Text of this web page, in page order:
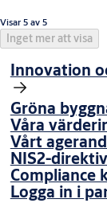
Visar 5 av 5
Inget mer att visa
Innovation
Gröna
Våra
Vårt
NIS2-
Compliance
Logga in i